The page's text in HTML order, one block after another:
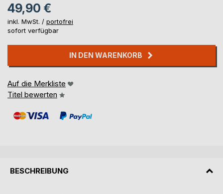
49,90 €
inkl. MwSt. / portofrei
sofort verfügbar
IN DEN WARENKORB
Auf die Merkliste
Titel bewerten
BESCHREIBUNG